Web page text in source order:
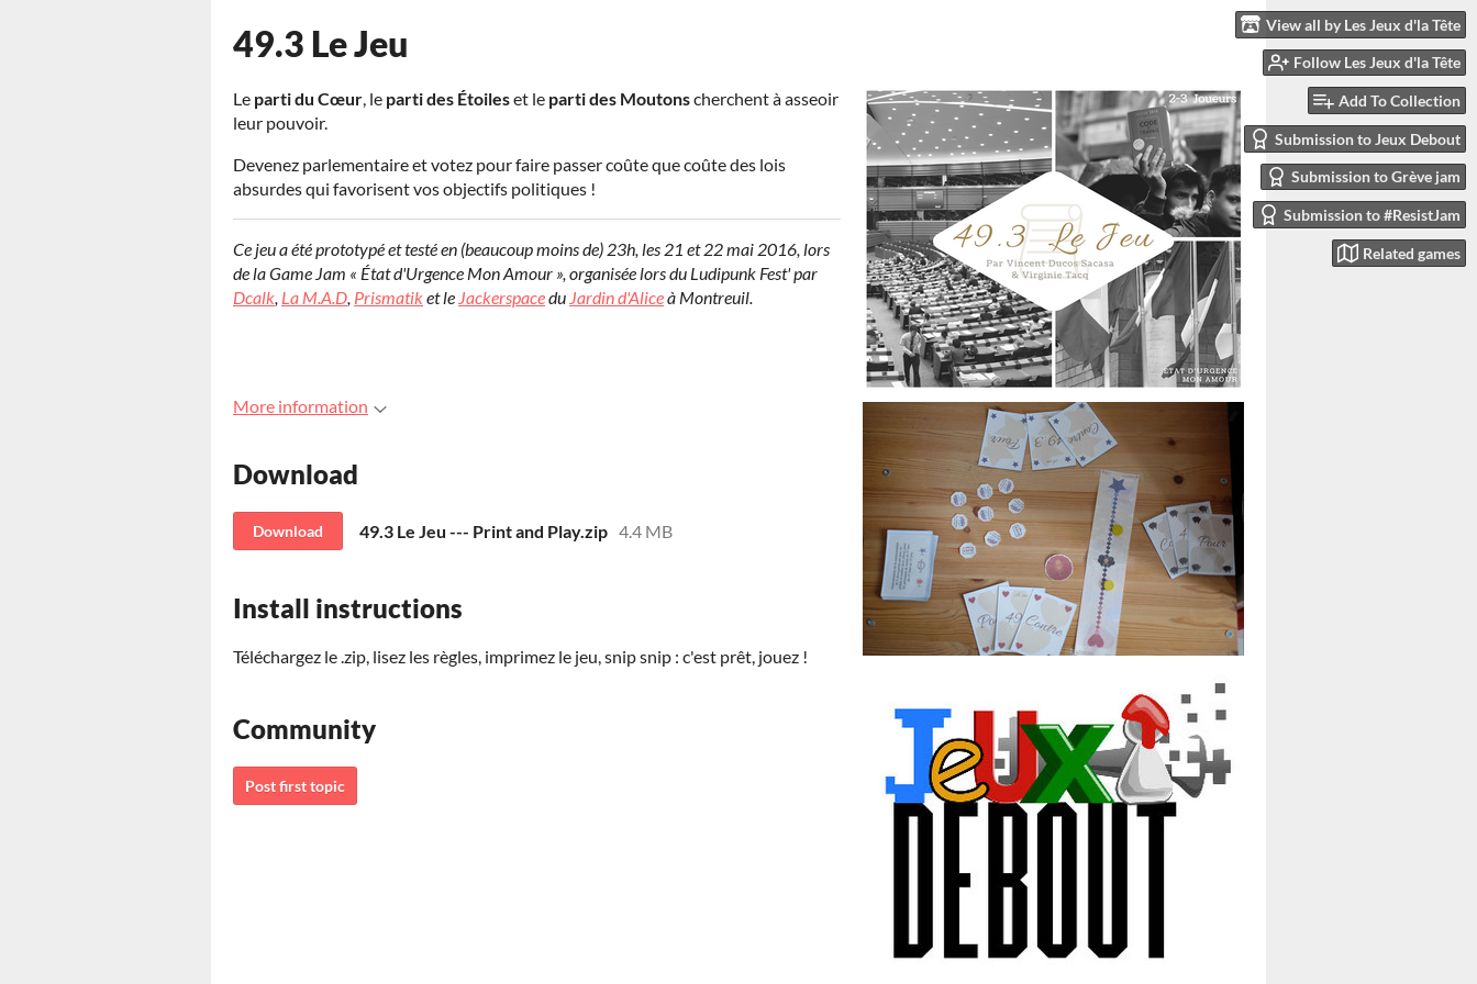
View all by Les Jeux d'la Tête
Follow Les Jeux d'la Tête
Add To Collection
Submission to Jeux Debout
Submission to Grève jam
Submission to #ResistJam
Related games
49.3 Le Jeu
Le parti du Cœur, le parti des Étoileset le parti des Moutonscherchent à asseoir
leur pouvoir.
Devenez parlementaire et votez pour faire passer coûte que coûtedes lois
absurdes qui favorisent vos objectifs politiques !
Ce jeu a été prototypé et testé en (beaucoup moins de) 23h, les 21 et 22 mai 2016, lors
de la Game Jam « État d'Urgence Mon Amour », organisée lors du Ludipunk Fest' par
Dcalk, La M.A.D, Prismatiket le Jackerspacedu Jardin d'Aliceà Montreuil.
More information
Download
Download 49.3 Le Jeu --- Print and Play.zip 4.4 MB
Install instructions
Téléchargez le .zip, lisez les règles, imprimez le jeu, snip snip : c'est prêt, jouez !
Community
Post first topic